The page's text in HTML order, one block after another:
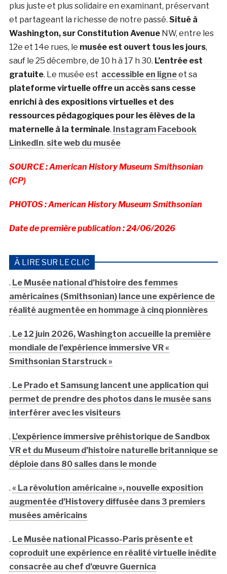
plus juste et plus solidaire en examinant, préservant
et partageant la richesse de notre passé. Situé à
Washington, sur Constitution AvenueNW, entre les
12e et 14e rues, le musée est ouvert tous les jours,
sauf le 25 décembre, de 10 h à 17 h 30. L’entrée est
gratuite. Le musée est accessible en ligneet sa
plateforme virtuelle offre un accès sans cesse
enrichi à des expositions virtuelles et des
ressources pédagogiques pour les élèves de la
maternelle à la terminale. Instagram Facebook
LinkedIn. site web du musée
SOURCE : American History Museum Smithsonian
(CP)
PHOTOS : American History Museum Smithsonian
Date de première publication : 24/06/2026
À LIRE SUR LE CLIC
. Le Musée national d’histoire des femmes
américaines (Smithsonian) lance une expérience de
réalité augmentée en hommage à cinq pionnières
. Le 12 juin 2026, Washington accueille la première
mondiale de l’expérience immersive VR «
Smithsonian Starstruck »
. Le Prado et Samsung lancent une application qui
permet de prendre des photos dans le musée sans
interférer avec les visiteurs
. L’expérience immersive préhistorique de Sandbox
VR et du Museum d’histoire naturelle britannique se
déploie dans 80 salles dans le monde
. « La révolution américaine », nouvelle exposition
augmentée d’Histovery diffusée dans 3 premiers
musées américains
. Le Musée national Picasso-Paris présente et
coproduit une expérience en réalité virtuelle inédite
consacrée au chef d’œuvre Guernica